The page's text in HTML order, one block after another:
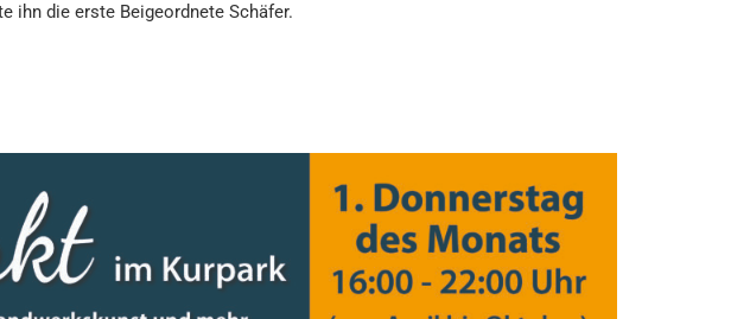
ihn die erste Beigeordnete Schäfer.